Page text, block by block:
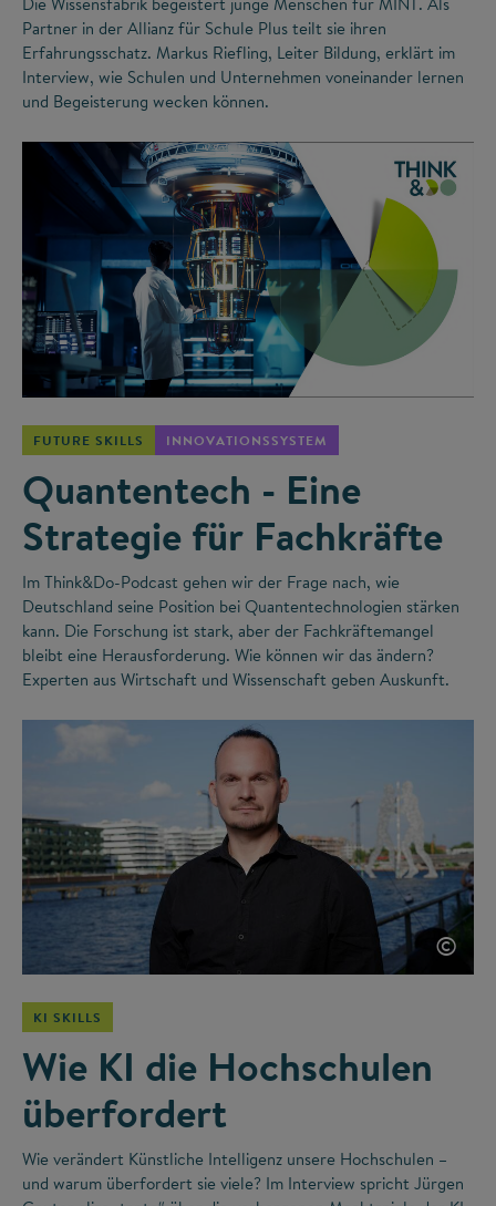
Partner in der Allianz für Schule Plus teilt sie ihren
Erfahrungsschatz. Markus Riefling, Leiter Bildung, erklärt im
Interview, wie Schulen und Unternehmen voneinander lernen
und Begeisterung wecken können.
FUTURE SKILLS INNOVATIONSSYSTEM
Quantentech - Eine
Strategie für Fachkräfte
Im Think&Do-Podcast gehen wir der Frage nach, wie
Deutschland seine Position bei Quantentechnologien stärken
kann. Die Forschung ist stark, aber der Fachkräftemangel
bleibt eine Herausforderung. Wie können wir das ändern?
Experten aus Wirtschaft und Wissenschaft geben Auskunft.
©
KI SKILLS
Wie KI die Hochschulen
überfordert
Wie verändert Künstliche Intelligenz unsere Hochschulen –
und warum überfordert sie viele? Im Interview spricht Jürgen